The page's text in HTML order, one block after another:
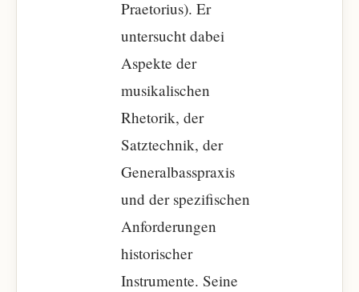
Praetorius). Er
untersucht dabei
Aspekte der
musikalischen
Rhetorik, der
Satztechnik, der
Generalbasspraxis
und der spezifischen
Anforderungen
historischer
Instrumente. Seine